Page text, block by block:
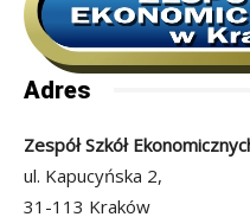
Adres
Zespół Szkół
ul. Kapucyńska 2,
31-113 Kraków